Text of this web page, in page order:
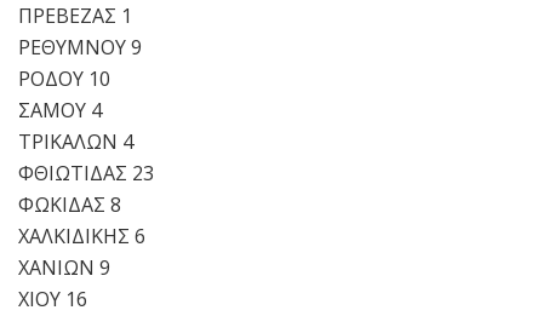
ΠΡΕΒΕΖΑΣ 1
ΡΕΘΥΜΝΟΥ 9
ΡΟΔΟΥ 10
ΣΑΜΟΥ 4
ΤΡΙΚΑΛΩΝ 4
ΦΘΙΩΤΙΔΑΣ 23
ΦΩΚΙΔΑΣ 8
ΧΑΛΚΙΔΙΚΗΣ 6
ΧΑΝΙΩΝ 9
ΧΙΟΥ 16